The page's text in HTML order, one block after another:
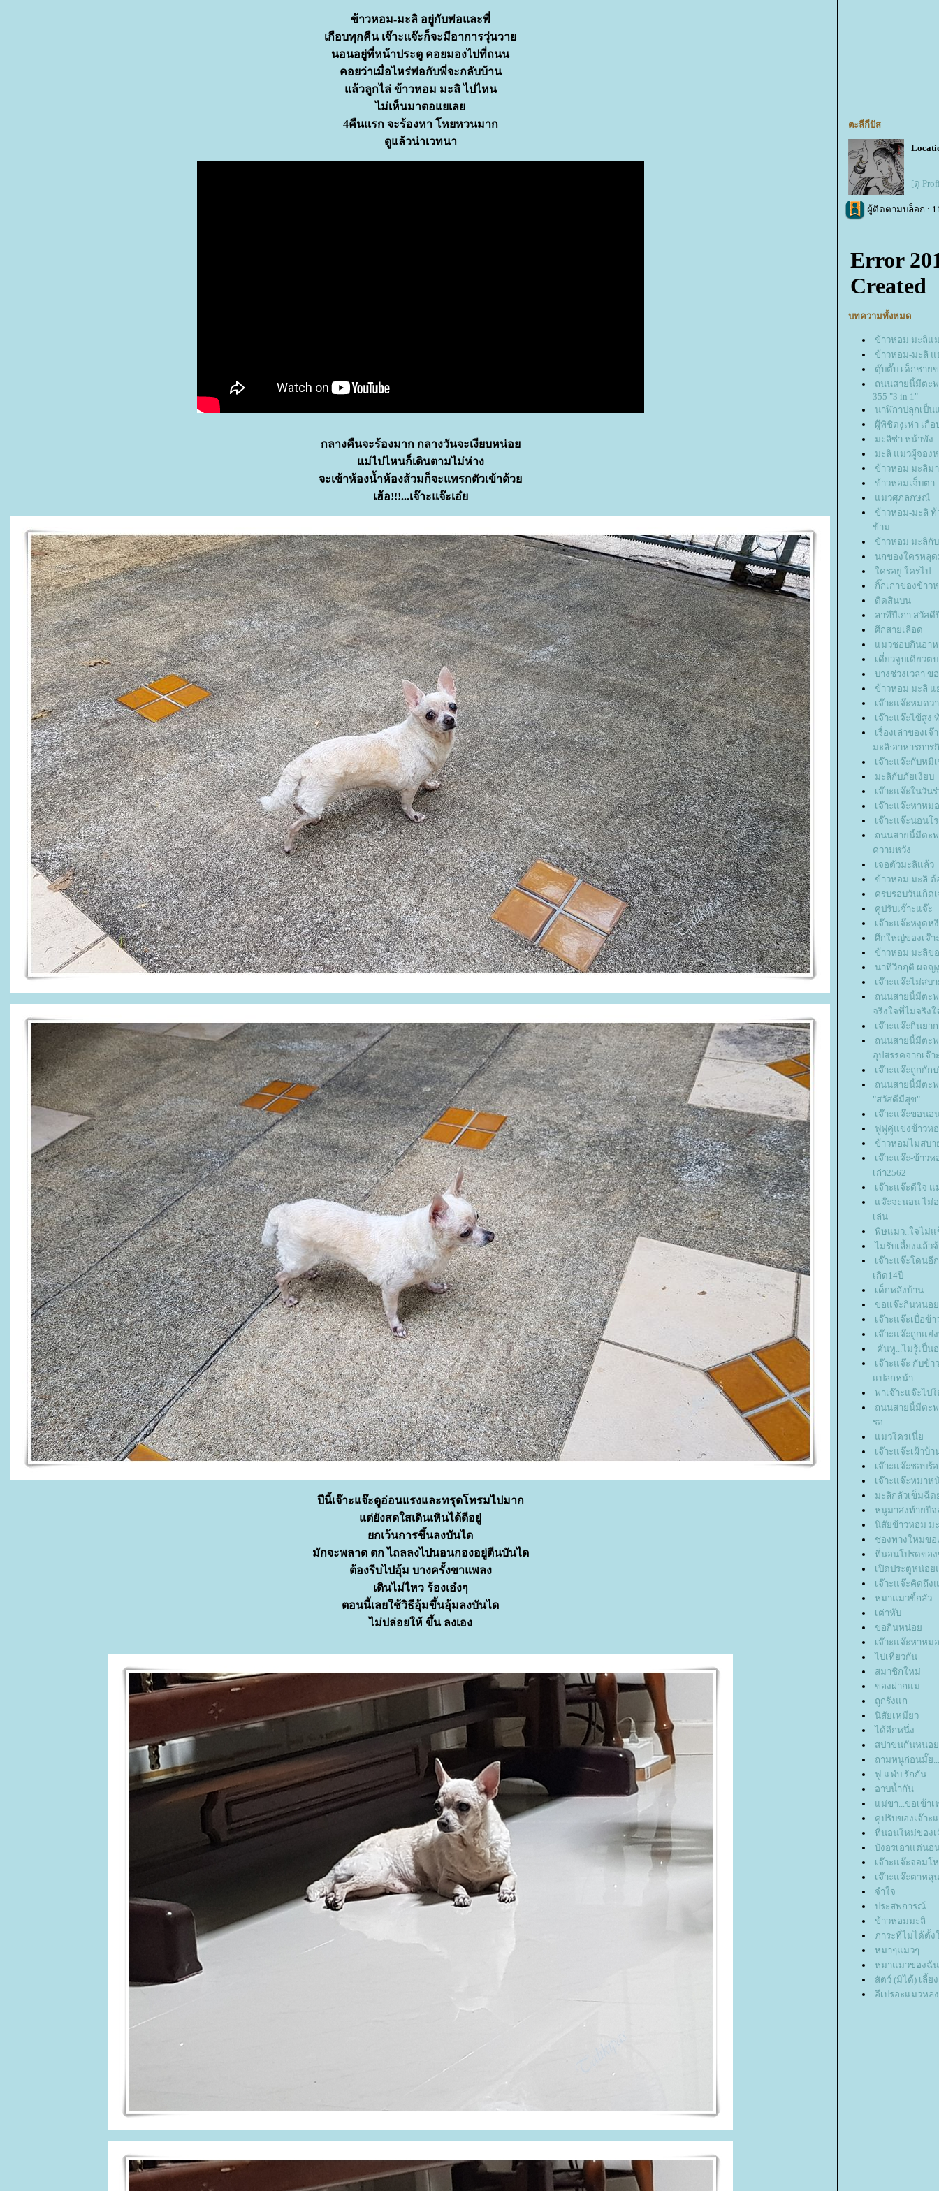
ข้าวหอม-มะลิ อยู่กับพ่อและพี่
เกือบทุกคืน เจ๊าะแจ๊ะก็จะมีอาการวุ่นวา
นอนอยู่ที่หน้าประตู คอยมองไปที่ถนน
คอยว่าเมื่อไหร่พ่อกับพี่จะกลับบ้าน
ล้วลูกไล่ ข้าวหอม มะลิ ไปไหน
ไม่เห็นมาตอแยเล
4คืนแรก จะร้องหา โหยหวนมาก
ดูแล้วน่าเวทนา
กลางคืนจะร้องมาก กลางวันจะเงียบหน่อ
ม่ไปไหนก็เดินตามไม่ห่าง
จะเข้าห้องน้ำห้องส้วมก็จะแทรกตัวเข้าด้ว
เฮ้อ!!!...เจ๊าะแจ๊ะเอ๋
ปีนี้เจ๊าะแจ๊ะดูอ่อนแรงและทรุดโทรมไปมาก
ต่ยังสดใสเดินเหินได้ดีอยู่
กเว้นการขึ้นลงบันได
มักจะพลาด ตก ไถลลงไปนอนกองอยู่ตีนบันได
ต้องรีบไปอุ้ม บางครั้งขาแพลง
เดินไม่ไหว ร้องเอ๋งๆ
ตอนนี้เลยใช้วิธีอุ้มขึ้นอุ้มลงบันได
ไม่ปล่อยให้ ขึ้น ลงเอง
ตะลีกีปัส
[ดู
ผู้ติดตามบล็อก :
บทความทั้งหมด
ข้าวหอม มะลิแ
ข้าวหอม-มะลิ
ตุ๊บตั๊บ เด็กชาย
ถนนสายนี้มีตะ
355 "3 in 1"
นาฬิกาปลุกเป็น
ผู้ิพิชิตงูเห่า เกื
มะลิซ่า หน้าพัง
มะลิ แมวผู้จอง
ข้าวหอม มะลิม
ข้าวหอมเจ็บตา
มวศุภลกษณ์
ข้าวหอม-มะลิ
ข้าม
ข้าวหอม มะลิกั
นกของใครหลุ
ครอยู่ ใครไป
กิ๊กเก่าของข้าว
ติดสินบน
ลาทีปีเก่า สวัสดี
ศึกสายเลือด
มวชอบกินอาห
เดี๋ยวจูบเดี๋ยวต
บางช่วงเวลา
ข้าวหอม มะลิ
เจ๊าะแจ๊ะหมดว
เจ๊าะแจ๊ะไข้สูง
เรื่องเล่าของเ
มะลิ:อาหารการ
เจ๊าะแจ๊ะกับหมี
มะลิกับภัยเงียบ
เจ๊าะแจ๊ะในวัน
เจ๊าะแจ๊ะหาหม
เจ๊าะแจ๊ะนอนโ
ถนนสายนี้มีตะพ
ความหวัง
เจอตัวมะลิแล้ว
ข้าวหอม มะลิ ต้
ครบรอบวันเกิด
คู่ปรับเจ๊าะแจ๊ะ
เจ๊าะแจ๊ะหงุดห
ศึกใหญ่ของเจ๊า
ข้าวหอม มะลิข
นาทีวิกฤติ ผจญ
เจ๊าะแจ๊ะไม่ส
ถนนสายนี้มีตะพ
จริงใจที่ไม่จริงใ
เจ๊าะแจ๊ะกินยาก
ถนนสายนี้มีตะพ
อุปสรรคจากเจ๊า
เจ๊าะแจ๊ะถูกกัก
ถนนสายนี้มีตะพ
"สวัสดีมีสุข"
เจ๊าะแจ๊ะขอน
ฟูฟูคู่แข่งข้าวห
ข้าวหอมไม่สบ
เจ๊าะแจ๊ะ-ข้าว
เก่า2562
เจ๊าะแจ๊ะดีใจ
จ๊ะจะนอน ไม่อ
เล่น
พิษแมว..ใจไม่
ไม่รับเลี้ยงแล้ว
เจ๊าะแจ๊ะโดนอี
เกิด14ปี
เด็กหลังบ้าน
ขอแจ๊ะกินหน่อ
เจ๊าะแจ๊ะเบื่อข้
เจ๊าะแจ๊ะถูกแย่
คันหู...ไม่รู้เป็น
เจ๊าะแจ๊ะ กับข้
ปลกหน้า
พาเจ๊าะแจ๊ะไป
ถนนสายนี้มีตะพ
รอ
มวใครเนี่
เจ๊าะแจ๊ะเฝ้าบ้
เจ๊าะแจ๊ะชอบร้
เจ๊าะแจ๊ะหมา
มะลิกลัวเข็มฉีด
หนูมาส่งท้ายปี
นิสัยข้าวหอม ม
ช่องทางใหม่ข
ที่นอนโปรดขอ
เปิดประตูหน่อย
เจ๊าะแจ๊ะคิดถึง
หมาแมวขี้กลัว
เต่าหับ
ขอกินหน่อ
เจ๊าะแจ๊ะหาหมอ
ไปเที่ยวกัน
สมาชิกใหม่
ของฝากแม่
ถูกรังแก
นิสัยเหมียว
ได้อีกหนึ่ง
สปาขนกันหน่อ
ถามหนูก่อนมั๊ย...
ฟู-แฟ่บ รักกัน
อาบน้ำกัน
ม่ขา...ขอเข้า
คู่ปรับของเจ๊าะ
ที่นอนใหม่ของเ
บังอรเอาแต่นอ
เจ๊าะแจ๊ะจอมโ
เจ๊าะแจ๊ะตาหลุน
จำใจ
ประสพการณ์
ข้าวหอมมะลิ
ภาระที่ไม่ได้ตั้ง
หมาๆแมวๆ
หมาแมวของฉั
สัตว์ (มิได้) เลี้ยง
อีเปรอะแมวหลง